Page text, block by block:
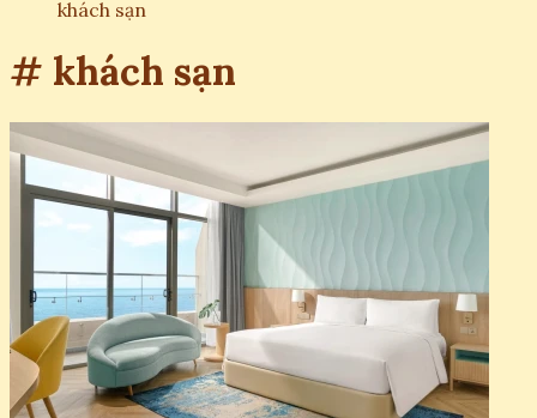
khách sạn
# khách sạn